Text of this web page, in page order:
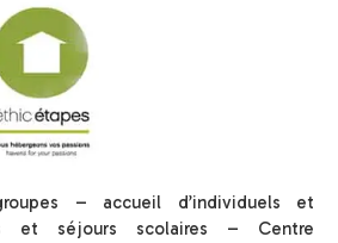
– accueil d’individuels et
et séjours scolaires – Centre